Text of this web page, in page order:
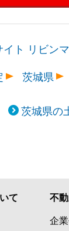
ト リビン
茨城県
茨城県の
て 不
企